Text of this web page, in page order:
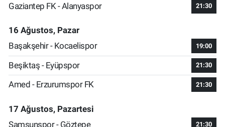
Gaziantep FK - Alanyaspor 21:30
16 Ağustos, Pazar
Başakşehir - Kocaelispor
19:00
Beşiktaş - Eyüpspor 21:30
Amed - Erzurumspor FK 21:30
17 Ağustos, Pazartesi
Samsunspor - Göztepe
21:30